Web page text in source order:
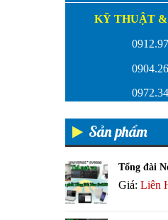
KỸ THUẬT
Sản phẩm
Tổng đài
Giá: Liên